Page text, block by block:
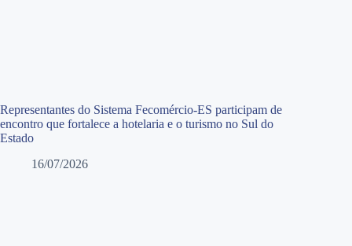
Representantes do Sistema Fecomércio-ES participam de
encontro que fortalece a hotelaria e o turismo no Sul do
Estado
16/07/2026